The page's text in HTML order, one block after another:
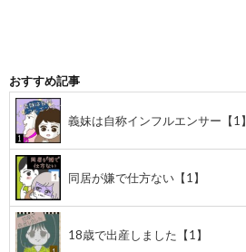
おすすめ記事
義妹は自称インフルエンサー【1】
同居が嫌で仕方ない【1】
18歳で出産しました【1】